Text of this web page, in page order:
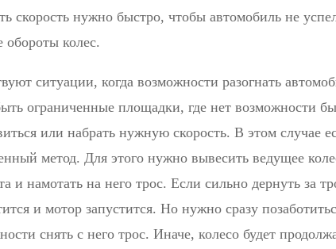
скорость нужно быстро, чтобы автомобиль не
колес.
ситуации, когда возможности разогнать
ограниченные площадки, где нет возможности
или набрать нужную скорость. В этом случае
метод. Для этого нужно вывесить ведущее
и намотать на него трос. Если сильно дернуть за
и мотор запустится. Но нужно сразу
снять с него трос. Иначе, колесо будет